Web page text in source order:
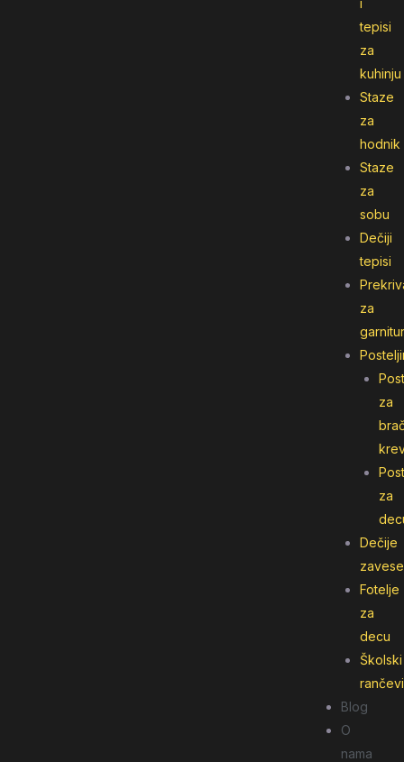
i
tepisi
za
kuhinju
Staze
za
hodnik
Staze
za
sobu
Dečiji
tepisi
za
za
za
Dečije
zavese
Fotelje
za
decu
Školski
rančevi
Blog
O
nama